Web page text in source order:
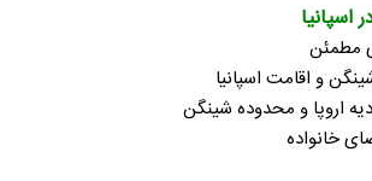
اسپانیا
مطمئن
و اقامت اسپانیا
اروپا و محدوده شینگن
خانواده